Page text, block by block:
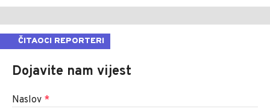
ČITAOCI REPORTERI
Dojavite nam vijest
Naslov *